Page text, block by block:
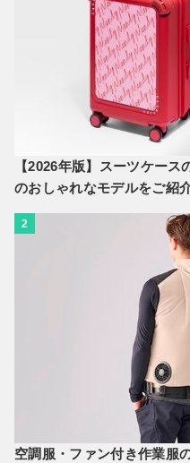
【2026年版】スーツケー
のおしゃれなモデルをご紹
2
空調服・ファン付き作業服